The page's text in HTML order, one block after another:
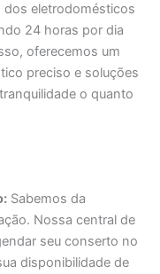
dos eletrodomésticos
24 horas por dia
oferecemos um
preciso e soluções
o quanto
Sabemos da
Nossa central de
seu conserto no
disponibilidade de